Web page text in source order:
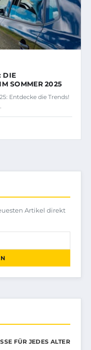
DIE
SOMMER 2025
Entdecke die Trends!
Artikel direkt
FÜR JEDES ALTER